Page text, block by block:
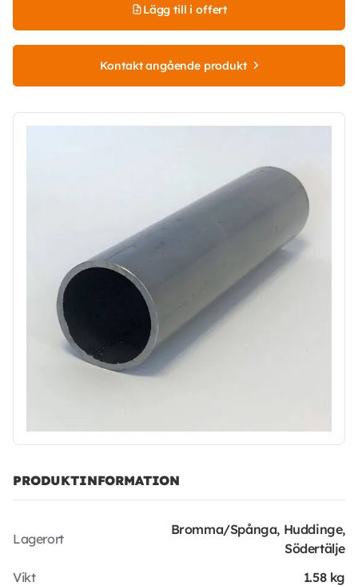
Lägg till i offert
Kontakt angående produkt
PRODUKTINFORMATION
Lagerort
Bromma/Spånga, Huddinge,
Södertälje
Vikt
1.58 kg